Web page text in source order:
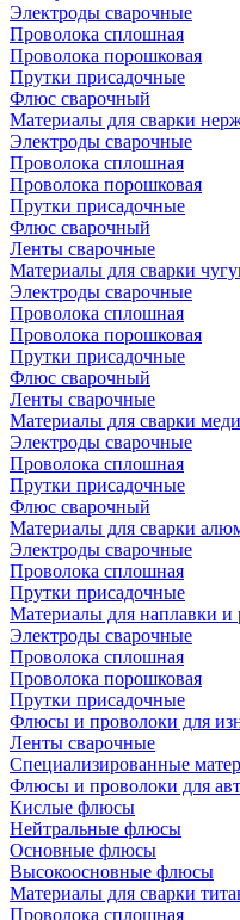
Электроды сварочные
Проволока сплошная
Проволока порошковая
Прутки присадочные
Флюс сварочный
Материалы для сварки
Электроды сварочные
Проволока сплошная
Проволока порошковая
Прутки присадочные
Флюс сварочный
Ленты сварочные
Материалы для сварки
Электроды сварочные
Проволока сплошная
Проволока порошковая
Прутки присадочные
Флюс сварочный
Ленты сварочные
Материалы для сварки
Электроды сварочные
Проволока сплошная
Прутки присадочные
Флюс сварочный
Материалы для сварки
Электроды сварочные
Проволока сплошная
Прутки присадочные
Материалы для наплавки и
Электроды сварочные
Проволока сплошная
Проволока порошковая
Прутки присадочные
Флюсы и проволоки для
Ленты сварочные
Специализированные
Флюсы и проволоки для
Кислые флюсы
Нейтральные флюсы
Основные флюсы
Высокоосновные флюсы
Материалы для сварки
Проволока сплошная